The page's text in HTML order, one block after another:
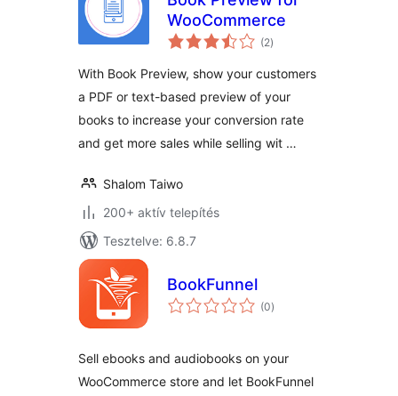
WooCommerce
(2értékelés
összesen
)
With Book Preview, show your customers
a PDF or text-based preview of your
books to increase your conversion rate
and get more sales while selling wit …
Shalom Taiwo
200+ aktív telepítés
Tesztelve: 6.8.7
BookFunnel
(0értékelés
összesen
)
Sell ebooks and audiobooks on your
WooCommerce store and let BookFunnel